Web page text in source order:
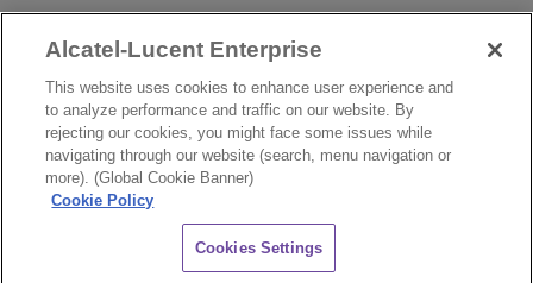
© Copyright 2026 ALE International, ALE USA Inc. All rights reserved in all countries.
COOKIES SETTINGS
Alcatel-Lucent Enterprise
This website uses cookies to enhance user experience and
to analyze performance and traffic on our website. By
rejecting our cookies, you might face some issues while
navigating through our website (search, menu navigation or
more). (Global Cookie Banner)
Cookie Policy
Cookies Settings